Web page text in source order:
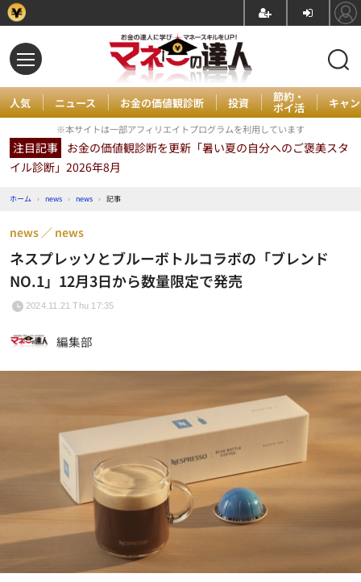
人気 ニュース お金の価値観診断 投資 節約・
ポイ活 キャ
※本サイトは一部アフィリエイトプログラムを利用しています
注目記事 お金の価値観診断を更新「暑い夏の自分へのご褒美スタ
イル診断」2026年8月
ホーム › news › news › 記事
ネスプレッソとブルーボトルコラボの「ブレンド
NO.1」12月3日から数量限定で発売
news news
2024.11.21 Thu 17:35
編集部